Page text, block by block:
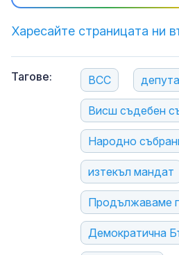
Харесайте страницата ни
Тагове: ВСС
Висш съдебен
Народно
изтекъл мандат
Продължаваме
Демократична